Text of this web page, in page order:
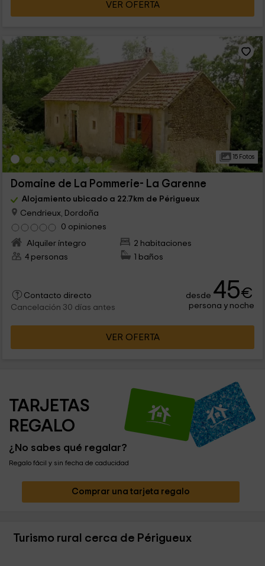
VER OFERTA
15 Fotos
Domaine de La Pommerie- La Garenne
Alojamiento ubicado a 22.7km de Périgueux
Cendrieux, Dordoña
0 opiniones
Alquiler íntegro
2 habitaciones
4 personas
1 baños
Contacto directo
Cancelación 30 días antes
desde 45€
persona y noche
VER OFERTA
TARJETAS
REGALO
¿No sabes qué regalar?
Regalo fácil y sin fecha de caducidad
Comprar una tarjeta regalo
Turismo rural cerca de Périgueux